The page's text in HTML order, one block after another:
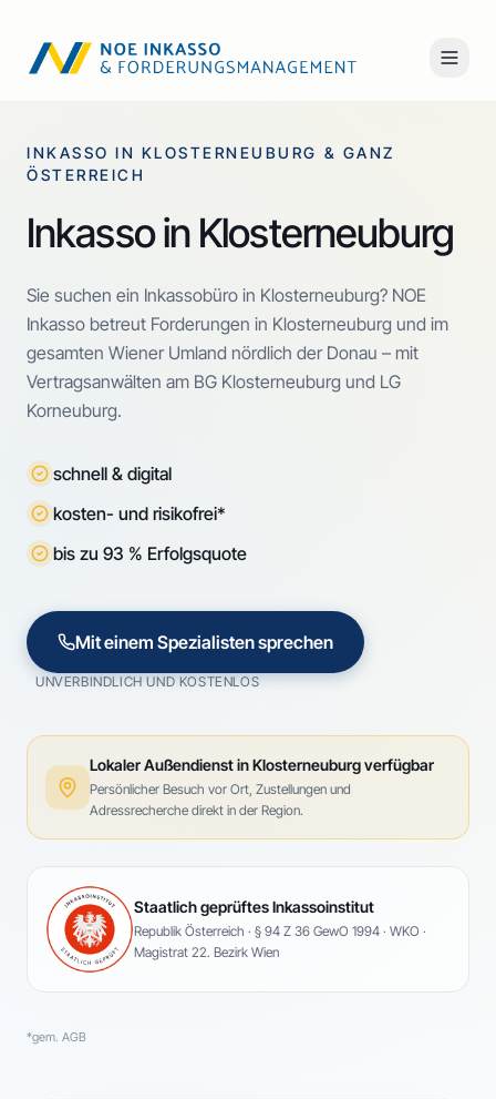
INKASSO IN KLOSTERNEUBURG & GANZ
ÖSTERREICH
Inkasso in Klosterneuburg
Sie suchen ein Inkassobüro in Klosterneuburg? NOE
Inkasso betreut Forderungen in Klosterneuburg und im
gesamten Wiener Umland nördlich der Donau – mit
Vertragsanwälten am BG Klosterneuburg und LG
Korneuburg.
schnell & digital
kosten- und risikofrei*
bis zu 93 % Erfolgsquote
Mit einem Spezialisten sprechen
UNVERBINDLICH UND KOSTENLOS
Lokaler Außendienst inKlosterneuburgverfügbar
Persönlicher Besuch vor Ort, Zustellungen und
Adressrecherche direkt in der Region.
Staatlich geprüftes Inkassoinstitut
Republik Österreich · § 94 Z 36 GewO 1994 · WKO ·
Magistrat 22. Bezirk Wien
*gem. AGB